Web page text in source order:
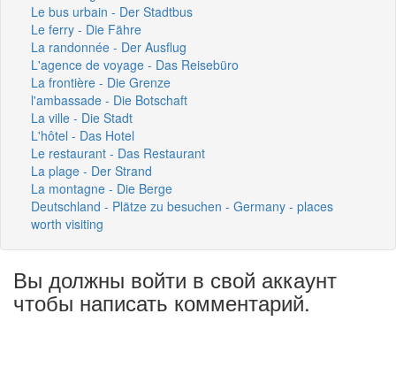
Le bus urbain - Der Stadtbus
Le ferry - Die Fähre
La randonnée - Der Ausflug
L'agence de voyage - Das Reisebüro
La frontière - Die Grenze
l'ambassade - Die Botschaft
La ville - Die Stadt
L'hôtel - Das Hotel
Le restaurant - Das Restaurant
La plage - Der Strand
La montagne - Die Berge
Deutschland - Plätze zu besuchen - Germany - places
worth visiting
Вы должны войти в свой аккаунт
чтобы написать комментарий.